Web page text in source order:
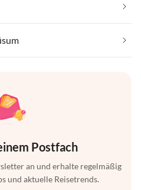
Postfach
an und erhalte regelmäßig
und aktuelle Reisetrends.